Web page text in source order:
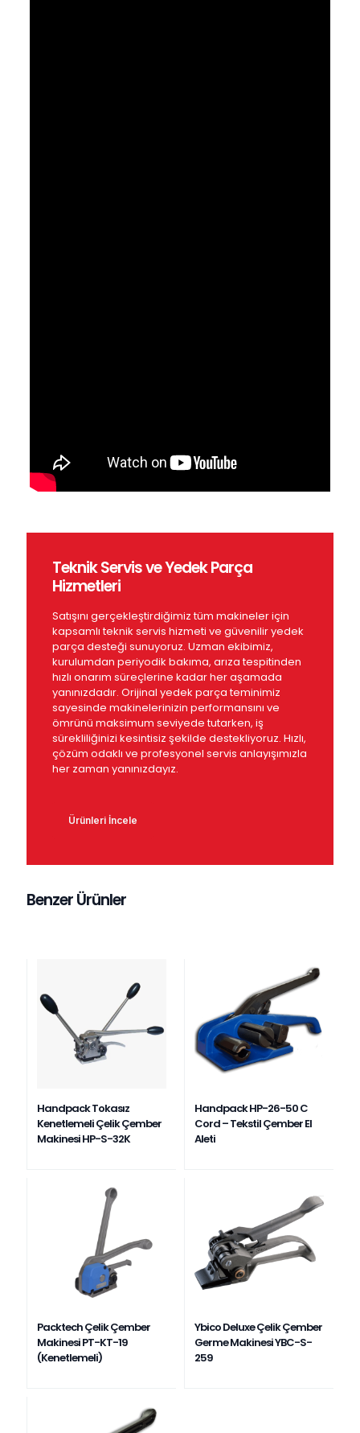
Teknik Servis ve Yedek Parça
Hizmetleri
Satışını gerçekleştirdiğimiz tüm makineler için
kapsamlı teknik servis hizmeti ve güvenilir yedek
parça desteği sunuyoruz. Uzman ekibimiz,
kurulumdan periyodik bakıma, arıza tespitinden
hızlı onarım süreçlerine kadar her aşamada
yanınızdadır. Orijinal yedek parça teminimiz
sayesinde makinelerinizin performansını ve
ömrünü maksimum seviyede tutarken, iş
sürekliliğinizi kesintisiz şekilde destekliyoruz. Hızlı,
çözüm odaklı ve profesyonel servis anlayışımızla
her zaman yanınızdayız.
Ürünleri İncele
Benzer Ürünler
Handpack Tokasız
Kenetlemeli Çelik Çember
Makinesi HP-S-32K
Handpack HP-26-50 C
Cord – Tekstil Çember El
Aleti
Packtech Çelik Çember
Makinesi PT-KT-19
(Kenetlemeli)
Ybico Deluxe Çelik Çember
Germe Makinesi YBC-S-
259